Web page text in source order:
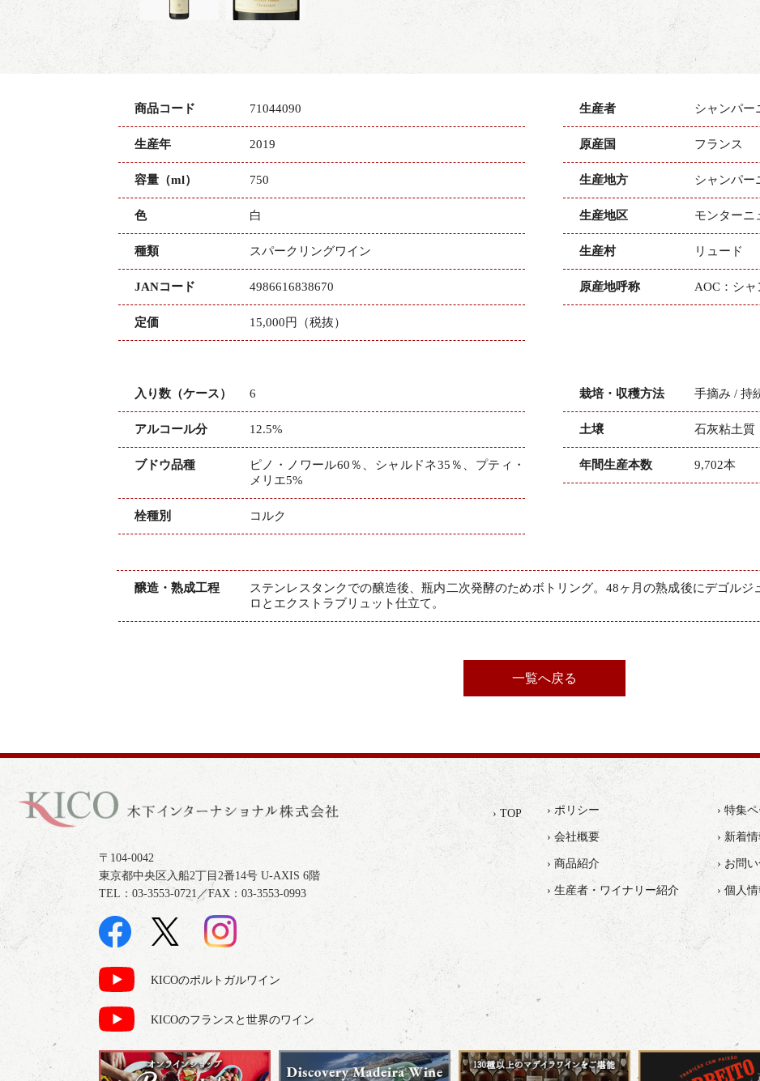
商品コード 71044090
生産年 2019
容量（ml） 750
色 白
種類 スパークリングワイン
JANコード 4986616838670
定価 15,000円（税抜）
生産者 シャンパー
原産国 フランス
生産地方 シャンパー
生産地区 モンターニ
生産村 リュード
原産地呼称 AOC：シャ
入り数（ケース） 6
アルコール分 12.5%
ブドウ品種
ピノ・ノワール60％、シャルドネ35％、プティ・
メリエ5%
栓種別 コルク
栽培・収穫方法 手摘み / 持
土壌 石灰粘土質
年間生産本数 9,702本
醸造・熟成工程
ステンレスタンクでの醸造後、瓶内二次発酵のためボトリング。48ヶ月の熟成後にデゴル
ロとエクストラブリュット仕立て。
一覧へ戻る
〒104-0042
東京都中央区入船2丁目2番14号 U-AXIS 6階
TEL：03-3553-0721／FAX：03-3553-0993
KICOのポルトガルワイン
KICOのフランスと世界のワイン
› TOP › ポリシー › 特集
› 会社概要 › 新着
› 商品紹介 › お問
› 生産者・ワイナリー紹介 › 個人